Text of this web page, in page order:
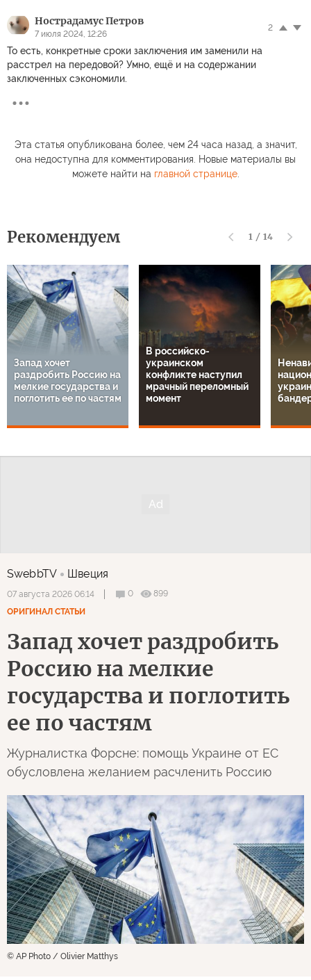
Нострадамус Петров
7 июля 2024, 12:26
2
То есть, конкретные сроки заключения им заменили на
расстрел на передовой? Умно, ещё и на содержании
заключенных сэкономили.
Эта статья опубликована более, чем 24 часа назад, а значит,
она недоступна для комментирования. Новые материалы вы
можете найти на главной странице.
Рекомендуем 1 / 14
Запад хочет
раздробить Россию на
мелкие государства и
поглотить ее по частям
В российско-
украинском
конфликте наступил
мрачный переломный
момент
SwebbTV Швеция
07 августа 2026 06:14 0
899
ОРИГИНАЛ СТАТЬИ
Запад хочет раздробить
Россию на мелкие
государства и поглотить
ее по частям
Журналистка Форсне: помощь Украине от ЕС
обусловлена желанием расчленить Россию
© AP Photo / Olivier Matthys